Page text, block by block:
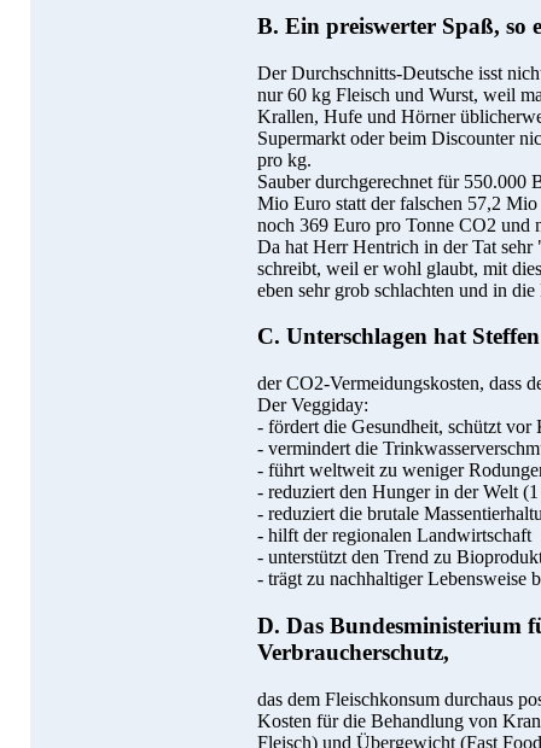
B. Ein preiswerter Spaß, so
Der Durchschnitts-Deutsche isst
nur 60 kg Fleisch und Wurst, weil
Krallen, Hufe und Hörner
Supermarkt oder beim Discounter
pro kg.
Sauber durchgerechnet für 550.000
Mio Euro statt der falschen 57,2
noch 369 Euro pro Tonne CO2 und
Da hat Herr Hentrich in der Tat
schreibt, weil er wohl glaubt, mit
eben sehr grob schlachten und in
C. Unterschlagen hat
der CO2-Vermeidungskosten, dass
Der Veggiday:
- fördert die Gesundheit, schützt vor
- vermindert die
- führt weltweit zu weniger
- reduziert den Hunger in der Welt
- reduziert die brutale
- hilft der regionalen Landwirtschaft
- unterstützt den Trend zu
- trägt zu nachhaltiger
D. Das
Verbraucherschutz,
das dem Fleischkonsum durchaus
Kosten für die Behandlung von
Fleisch) und Übergewicht (Fast